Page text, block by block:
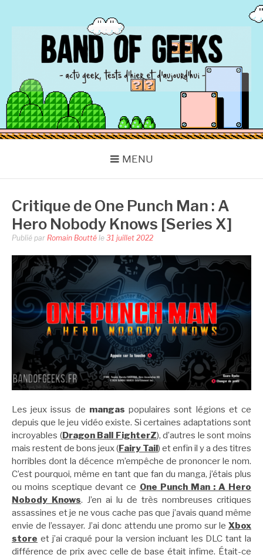
BAND OF GEEKS
Actu Geek d'hier et d'aujourd'hui
MENU
Critique de One Punch Man : A
Hero Nobody Knows [Series X]
Publié par Romain Boutté le 31 juillet 2022
Les jeux issus de mangaspopulaires sont légions et ce
depuis que le jeu vidéo existe. Si certaines adaptations sont
incroyables (Dragon Ball FighterZ), d’autres le sont moins
mais restent de bons jeux (Fairy Tail ) et enfin il y a des titres
horribles dont la décence m’empêche de prononcer le nom.
C’est pourquoi, même en tant que fan du manga, j’étais plus
ou moins sceptique devant ce One Punch Man : A Hero
Nobody Knows. J’en ai lu de très nombreuses critiques
assassines et je ne vous cache pas que j’avais quand même
envie de l’essayer. J’ai donc attendu une promo sur le Xbox
store et j’ai craqué pour la version incluant les DLC tant la
différence de prix avec celle de base était infime. Était-ce